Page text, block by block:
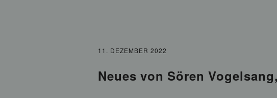
11. DEZEMBER 2022
Neues von Sören